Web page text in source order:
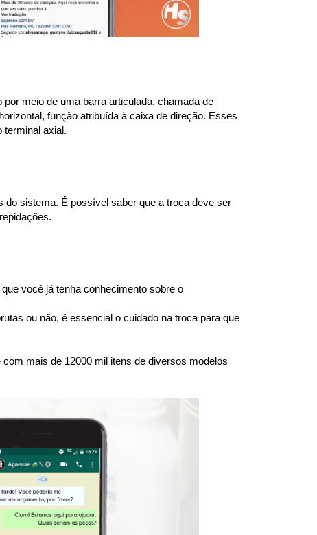
meio de uma barra articulada, chamada de
função atribuída à caixa de direção. Esses
terminal axial.
do sistema. É possível saber que a troca deve ser
você já tenha conhecimento sobre o
ou não, é essencial o cuidado na troca para que
mais de 12000 mil itens de diversos modelos